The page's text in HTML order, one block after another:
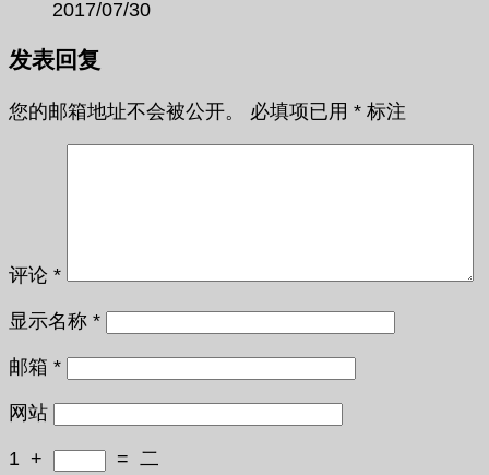
2017/07/30
发表回复
您的邮箱地址不会被公开。 必填项已用 * 标注
评论 *
显示名称 *
邮箱 *
网站
1 + = 二